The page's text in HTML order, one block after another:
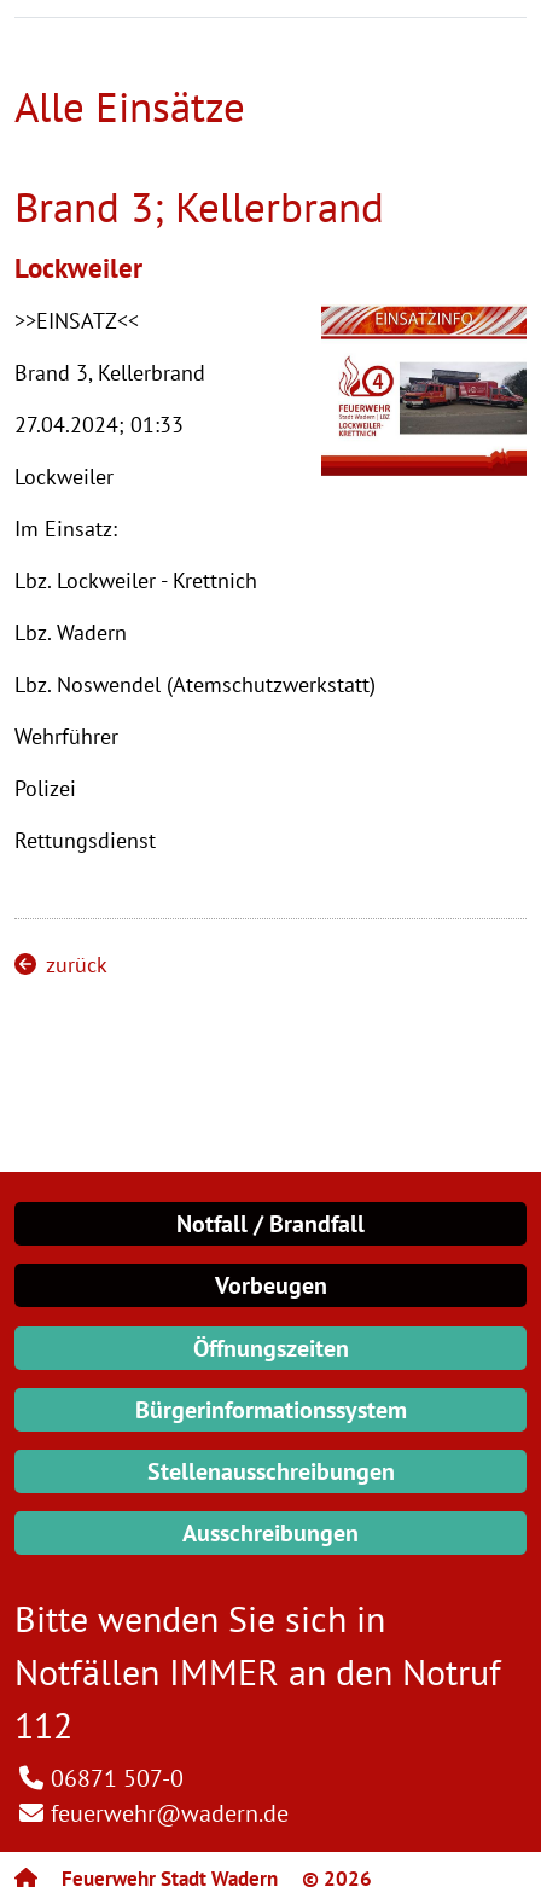
Alle Einsätze
Brand 3; Kellerbrand
Lockweiler
>>EINSATZ<<
Brand 3, Kellerbrand
27.04.2024; 01:33
Lockweiler
Im Einsatz:
Lbz. Lockweiler - Krettnich
Lbz. Wadern
Lbz. Noswendel (Atemschutzwerkstatt)
Wehrführer
Polizei
Rettungsdienst
zurück
Notfall / Brandfall
Vorbeugen
Öffnungszeiten
Bürgerinformationssystem
Stellenausschreibungen
Ausschreibungen
Bitte wenden Sie sich in
Notfällen IMMER an den Notruf
112
06871 507-0
feuerwehr@wadern.de
Feuerwehr Stadt Wadern © 2026